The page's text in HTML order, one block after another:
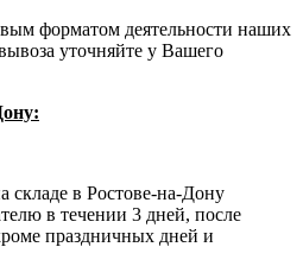
форматом деятельности наших
уточняйте у Вашего
складе в Ростове-на-Дону
в течении 3 дней, после
праздничных дней и